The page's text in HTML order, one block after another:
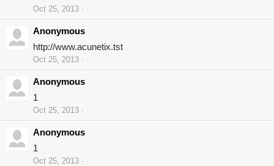
Oct 25, 2013
Anonymous
http://www.acunetix.tst
Oct 25, 2013
Anonymous
1
Oct 25, 2013
Anonymous
1
Oct 25, 2013